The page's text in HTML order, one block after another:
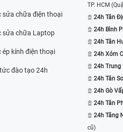
sửa chữa điện thoại
sửa chữa Laptop
ép kính điện thoại
đào tạo 24h
TP. HCM
24h Tân
24h Bình
24h Tân
24h Xóm
24h Trung
24h Tân
24h Gò
24h Tân
24h Tăng
cũ)